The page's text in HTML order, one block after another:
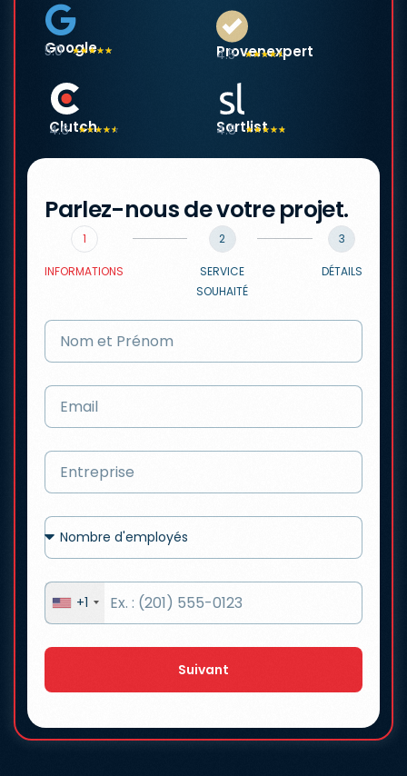
Google
5.0 ☆☆☆☆☆ Provenexpert
4.5 ☆☆☆☆☆
Clutch
4.6 ☆☆☆☆☆ Sortlist
4.8 ☆☆☆☆☆
Parlez-nous de votre projet.
1
INFORMATIONS
2
SERVICE
SOUHAITÉ
3
DÉTAILS
+1
Suivant